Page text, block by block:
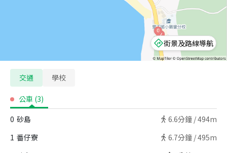
街景及路線導航
交通 學校
公車 (3)
0 砂島 6.6分鐘 /494m
1 番仔寮 6.7分鐘 /495m